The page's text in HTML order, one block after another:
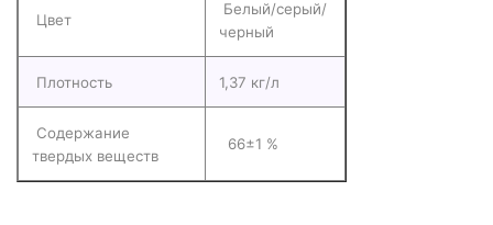
Цвет
Белый/серый/
черный
Плотность 1,37 кг/л
Содержание
твердых веществ
66±1 %